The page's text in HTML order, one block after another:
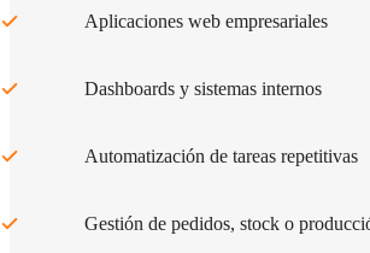
Aplicaciones web empresariales
Dashboards y sistemas internos
Automatización de tareas repetitivas
Gestión de pedidos, stock o